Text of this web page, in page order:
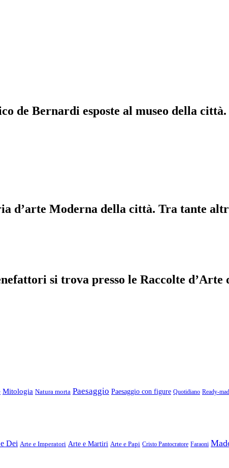
de Bernardi esposte al museo della città.
d’arte Moderna della città. Tra tante
si trova presso le Raccolte d’Arte
Mitologia Natura morta Paesaggio Paesaggio con figure Quotidiano Ready-
Dei Arte e Imperatori Arte e Martiri Arte e Papi Cristo Pantocratore Faraoni